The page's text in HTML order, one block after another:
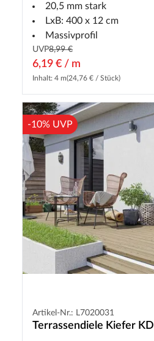
20,5 mm stark
LxB: 400 x 12 cm
Massivprofil
UVP8,99 €
6,19 € / m
Inhalt: 4 m(24,76 € / Stück)
-10% UVP
Artikel-Nr.: L7020031
Terrassendiele Kiefer KDI